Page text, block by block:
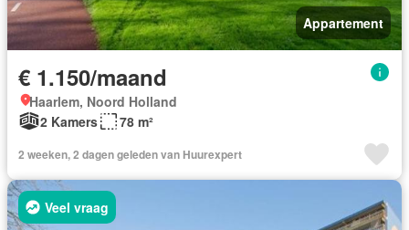
Appartement
€ 1.150/maand
Haarlem, Noord Holland
2 Kamers
78 m²
2 weeken, 2 dagen geleden van Huurexpert
Veel vraag